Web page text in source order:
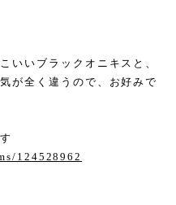
いいブラックオニキスと、
が全く違うので、お好みで
124528962